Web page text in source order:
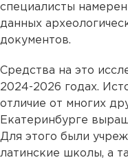
специалисты
данных
документов.
Средства на это
2024-2026 годах.
отличие от многих
Екатеринбурге
Для этого были
латинские школы, а